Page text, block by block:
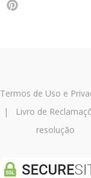
Termos de Uso e
| Livro de
resolução